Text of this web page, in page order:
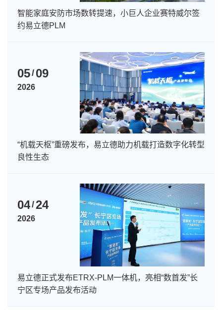
智能家庭安防市场数转提速，小巨人企业赛特威尔签
约易立德PLM
05/ 09
2026
“机载天枢”重磅发布，易立德助力机载打造数字化转型
良性生态
04/24
2026
易立德正式发布ETRX-PLM一体机，亮相“数首发”长
宁区专场产品发布活动